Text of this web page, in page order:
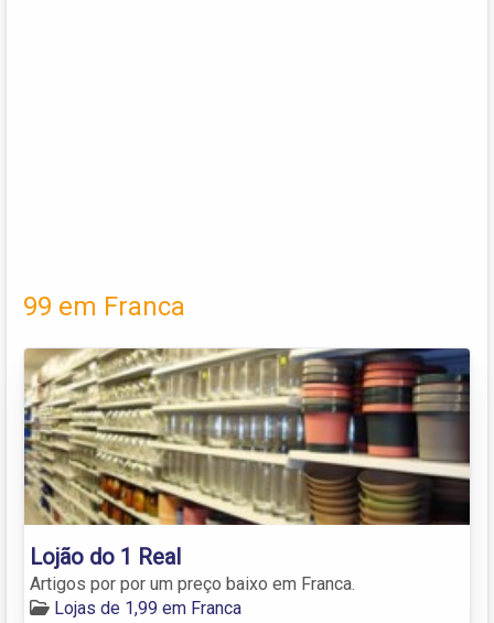
99 em Franca
Lojão do 1 Real
Artigos por por um preço baixo em Franca.
Lojas de 1,99 em Franca